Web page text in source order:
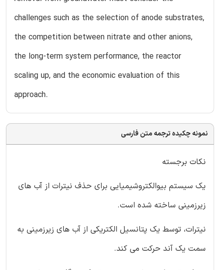
challenges such as the selection of anode substrates,
the competition between nitrate and other anions,
the long-term system performance, the reactor
scaling up, and the economic evaluation of this
approach.
نمونه چکیده ترجمه متن فارسی
نکات برجسته
یک سیستم بیوالکتروشیمیایی برای حذف نیترات از آب های
زیرزمینی ساخته شده است.
نیترات، توسط یک پتانسیل الکتریکی از آب های زیرزمینی به
سمت یک آند حرکت می کند.